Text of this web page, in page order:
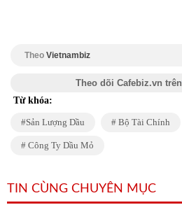
Theo Vietnambiz
Theo dõi Cafebiz.vn trên
Từ khóa:
Sản Lượng Dầu Bộ Tài Chính
Công Ty Dầu Mỏ
TIN CÙNG CHUYÊN MỤC